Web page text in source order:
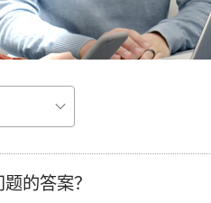
的答案？